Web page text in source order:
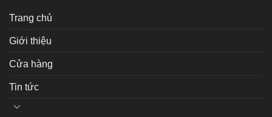
Trang chủ
Giới thiệu
Cửa hàng
Tin tức